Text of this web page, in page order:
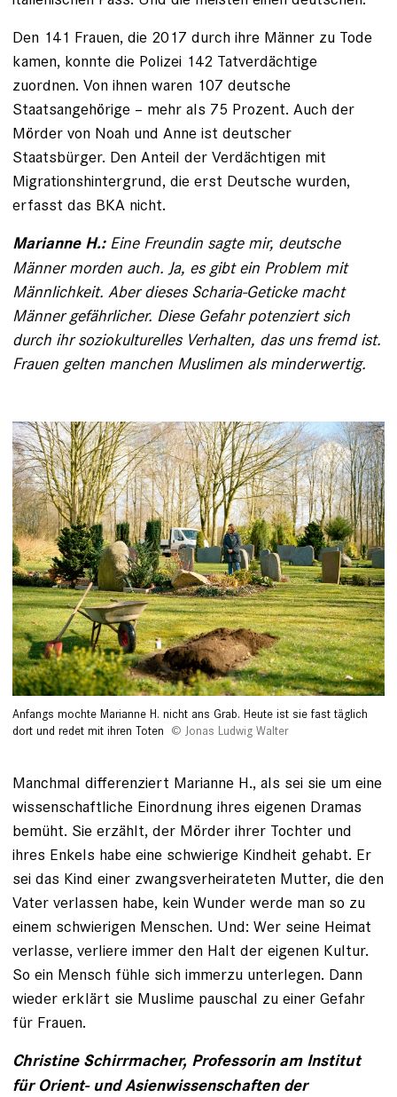
Den 141 Frauen, die 2017 durch ihre Männer zu Tode
kamen, konnte die Polizei 142 Tatverdächtige
zuordnen. Von ihnen waren 107 deutsche
Staatsangehörige – mehr als 75 Prozent. Auch der
Mörder von Noah und Anne ist deutscher
Staatsbürger. Den Anteil der Verdächtigen mit
Migrationshintergrund, die erst Deutsche wurden,
erfasst das BKA nicht.
Marianne H.: Eine Freundin sagte mir, deutsche
Männer morden auch. Ja, es gibt ein Problem mit
Männlichkeit. Aber dieses Scharia-Geticke macht
Männer gefährlicher. Diese Gefahr potenziert sich
durch ihr soziokulturelles Verhalten, das uns fremd ist.
Frauen gelten manchen Muslimen als minderwertig.
Anfangs mochte Marianne H. nicht ans Grab. Heute ist sie fast täglich
dort und redet mit ihren Toten
Jonas Ludwig Walter
Manchmal differenziert Marianne H., als sei sie um eine
wissenschaftliche Einordnung ihres eigenen Dramas
bemüht. Sie erzählt, der Mörder ihrer Tochter und
ihres Enkels habe eine schwierige Kindheit gehabt. Er
sei das Kind einer zwangsverheirateten Mutter, die den
Vater verlassen habe, kein Wunder werde man so zu
einem schwierigen Menschen. Und: Wer seine Heimat
ver­lasse, verliere immer den Halt der eigenen Kultur.
So ein Mensch fühle sich immerzu unter­legen. Dann
wieder erklärt sie Muslime pauschal zu einer Gefahr
für Frauen.
Christine Schirrmacher, Professorin am Institut
für Orient- und Asienwissenschaften der